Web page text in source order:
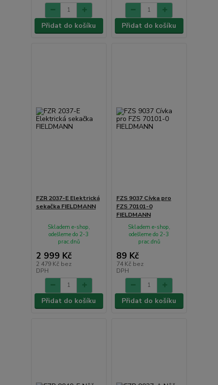
Přidat do košíku Přidat do košíku
FZR 2037-E Elektrická
sekačka FIELDMANN
2 999 Kč
2 479 Kč bez
DPH
Skladem e-shop,
odešleme do 2-3
prac.dnů
Přidat do košíku
FZS 9037 Cívka pro
FZS 70101-0
FIELDMANN
89 Kč
74 Kč bez
DPH
Skladem e-shop,
odešleme do 2-3
prac.dnů
Přidat do košíku